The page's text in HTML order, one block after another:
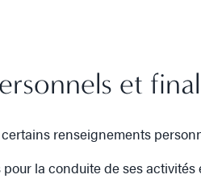
et
renseignements
la conduite de ses